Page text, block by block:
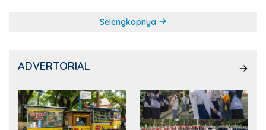
Selengkapnya
ADVERTORIAL